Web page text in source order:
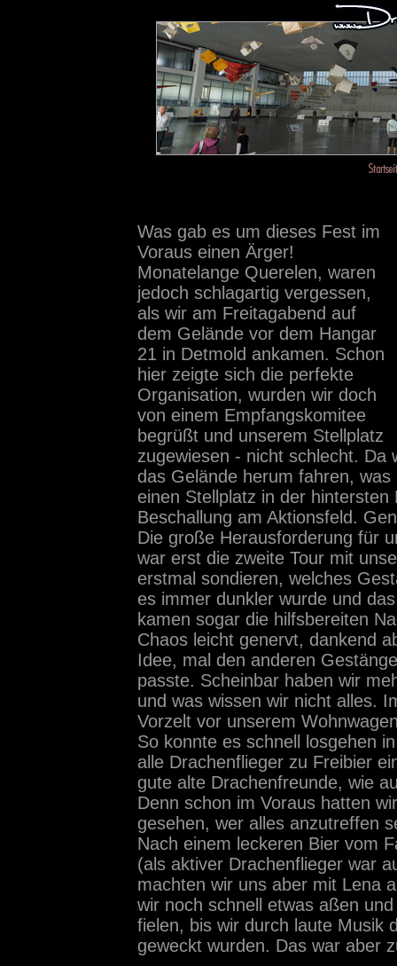
Was gab es um dieses Fest im
Voraus einen Ärger!
Monatelange Querelen, waren
jedoch schlagartig vergessen,
als wir am Freitagabend auf
dem Gelände vor dem Hangar
21 in Detmold ankamen. Schon
hier zeigte sich die perfekte
Organisation, wurden wir doch
von einem Empfangskomitee
begrüßt und unserem Stellplatz
zugewiesen - nicht schlecht.
das Gelände herum fahren,
einen Stellplatz in der
Beschallung am Aktionsfeld.
Die große Herausforderung für
war erst die zweite Tour mit
erstmal sondieren, welches
es immer dunkler wurde und
kamen sogar die hilfsbereiten
Chaos leicht genervt, dankend
Idee, mal den anderen
passte. Scheinbar haben wir
und was wissen wir nicht alles.
Vorzelt vor unserem
So konnte es schnell losgehen
alle Drachenflieger zu Freibier
gute alte Drachenfreunde, wie
Denn schon im Voraus hatten
gesehen, wer alles anzutreffen
Nach einem leckeren Bier vom
(als aktiver Drachenflieger war
machten wir uns aber mit Lena
wir noch schnell etwas aßen
fielen, bis wir durch laute Musik
geweckt wurden. Das war aber